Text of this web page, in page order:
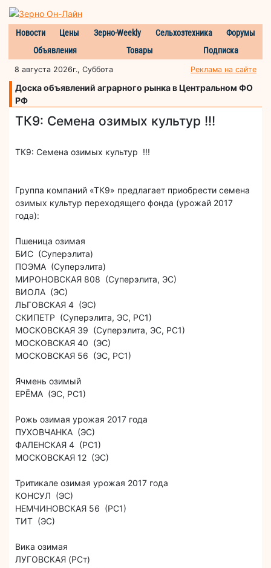
Новости Цены Зерно-Weekly Сельхозтехника
Форумы
Объявления
Товары Подписка
8 августа 2026г., Суббота Реклама на сайте
Доска объявлений аграрного рынка в Центральном ФО
РФ
ТК9: Семена озимых культур !!!
ТК9: Семена озимых культур !!!
Группа компаний «ТК9» предлагает приобрести семена
озимых культур переходящего фонда (урожай 2017
года):
Пшеница озимая
БИС (Суперэлита)
ПОЭМА (Суперэлита)
МИРОНОВСКАЯ 808 (Суперэлита, ЭС)
ВИОЛА (ЭС)
ЛЬГОВСКАЯ 4 (ЭС)
СКИПЕТР (Суперэлита, ЭС, РС1)
МОСКОВСКАЯ 39 (Суперэлита, ЭС, РС1)
МОСКОВСКАЯ 40 (ЭС)
МОСКОВСКАЯ 56 (ЭС, РС1)
Ячмень озимый
ЕРЁМА (ЭС, РС1)
Рожь озимая урожая 2017 года
ПУХОВЧАНКА (ЭС)
ФАЛЕНСКАЯ 4 (РС1)
МОСКОВСКАЯ 12 (ЭС)
Тритикале озимая урожая 2017 года
КОНСУЛ (ЭС)
НЕМЧИНОВСКАЯ 56 (РС1)
ТИТ (ЭС)
Вика озимая
ЛУГОВСКАЯ (РСт)